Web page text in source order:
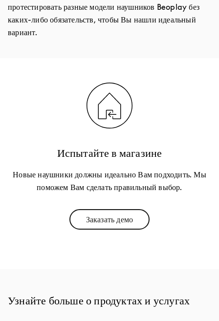
протестировать разные модели наушников Beoplay без
каких-либо обязательств, чтобы Вы нашли идеальный
вариант.
Испытайте в магазине
Новые наушники должны идеально Вам подходить. Мы
поможем Вам сделать правильный выбор.
Заказать демоLink Opens in New Tab
Узнайте больше о продуктах и услугах